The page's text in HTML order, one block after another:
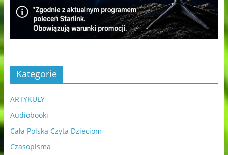
Kategorie
ARTYKUŁY
Audiobooki
Cała Polska Czyta Dzieciom
Czasopisma